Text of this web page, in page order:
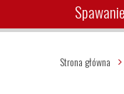
Spawanie
Strona główna